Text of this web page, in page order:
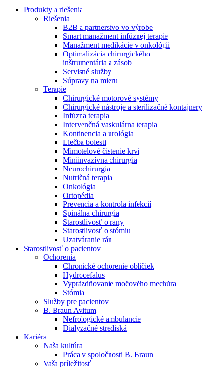
Produktový katalóg​
Objavte naše produkty. ​Navštívte produktový katalóg B.
Braun​ s našim kompletným produktovým portfóliom.​
Nefrologické ambulancie
V nefrologických ambulanciách prevádzkujeme poradenstvo
a prípravu pacientov k jednotlivým metódam náhrady funkcie
obličiek. Zvoľte si mesto, ktoré potrebujete a navštívte nás.
Zostaňte v dialógu s B. Braun. Kontaktujte nás.
Produkty a riešenia
Riešenia
B2B a partnerstvo vo výrobe
Smart manažment infúznej terapie
Manažment medikácie v onkológii
Optimalizácia chirurgického
inštrumentária a zásob
Servisné služby
Súpravy na mieru
Terapie
Chirurgické motorové systémy
Chirurgické nástroje a sterilizačné kontajnery
Infúzna terapia
Intervenčná vaskulárna terapia
Kontinencia a urológia
Liečba bolesti
Mimotelové čistenie krvi
Miniinvazívna chirurgia
Neurochirurgia
Nutričná terapia
Onkológia
Ortopédia
Prevencia a kontrola infekcií
Spinálna chirurgia
Starostlivosť o rany
Starostlivosť o stómiu
Uzatváranie rán
Starostlivosť o pacientov
Ochorenia
Chronické ochorenie obličiek
Hydrocefalus
Vyprázdňovanie močového mechúra
Stómia
Služby pre pacientov
B. Braun Avitum
Nefrologické ambulancie
Dialyzačné strediská
Kariéra
Naša kultúra
Práca v spoločnosti B. Braun
Vaša príležitosť